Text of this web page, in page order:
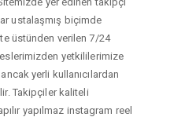
ustalaşmış biçimde
üstünden verilen 7/24
yetkililerimize
yerli kullanıcılardan
Takipçiler kaliteli
yapılmaz instagram reel